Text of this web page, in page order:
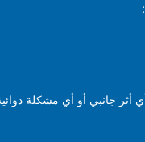
جانبي أو أي مشكلة